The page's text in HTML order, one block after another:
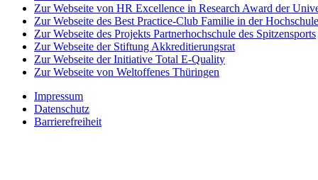
Zur Webseite von HR Excellence in Research Award der
Zur Webseite des Best Practice-Club Familie in der Hochschule
Zur Webseite des Projekts Partnerhochschule des Spitzensports
Zur Webseite der Stiftung Akkreditierungsrat
Zur Webseite der Initiative Total E-Quality
Zur Webseite von Weltoffenes Thüringen
Impressum
Datenschutz
Barrierefreiheit